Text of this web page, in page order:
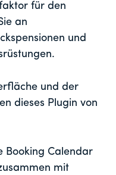
für den
an
und
und der
dieses Plugin von
Booking Calendar
mit